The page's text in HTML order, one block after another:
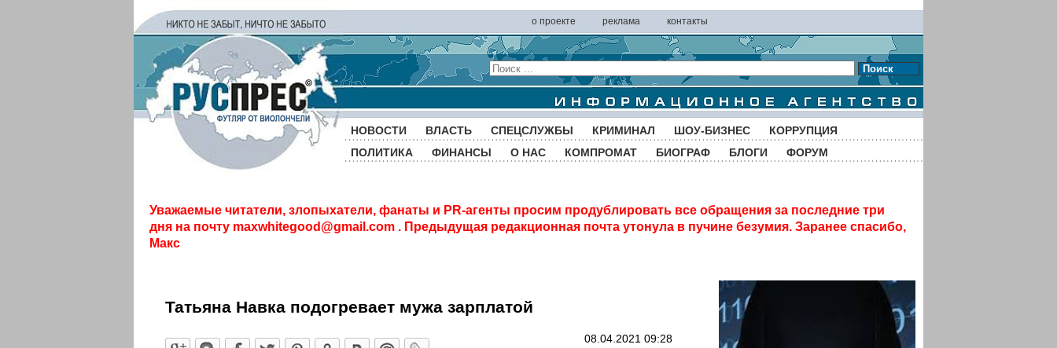
о проекте реклама контакты
Поиск
НОВОСТИ ВЛАСТЬ СПЕЦСЛУЖБЫ КРИМИНАЛ ШОУ-БИЗНЕС
КОРРУПЦИЯ
ПОЛИТИКА
ФИНАНСЫ О НАС КОМПРОМАТ БИОГРАФ БЛОГИ ФОРУМ
Уважаемые читатели, злопыхатели, фанаты и PR-агенты просим продублировать все обращения за последние три
дня на почту maxwhitegood@gmail.com . Предыдущая редакционная почта утонула в пучине безумия. Заранее спасибо,
Макс
Татьяна Навка подогревает мужа зарплатой
08.04.2021 09:28